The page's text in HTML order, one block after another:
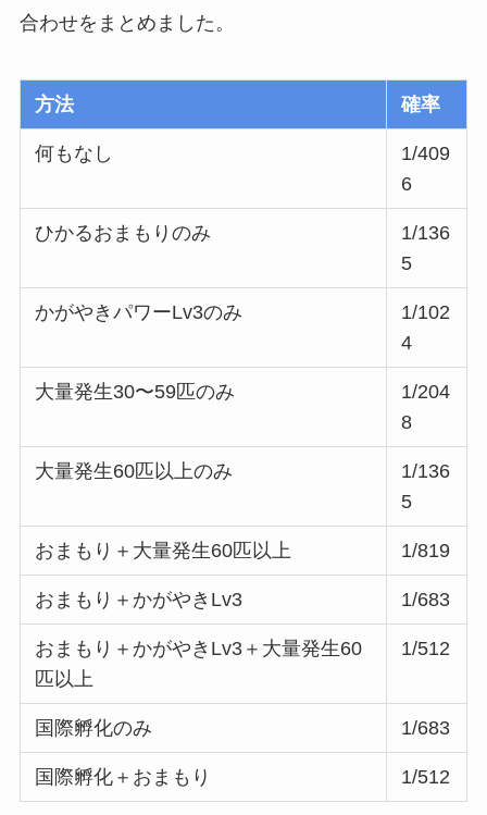
合わせをまとめました。
方法 確率
何もなし
1/409
6
ひかるおまもりのみ
1/136
5
かがやきパワーLv3のみ
1/102
4
大量発生30〜59匹のみ
1/204
8
大量発生60匹以上のみ
1/136
5
おまもり＋大量発生60匹以上 1/819
おまもり＋かがやきLv3 1/683
おまもり＋かがやきLv3＋大量発生60
匹以上
1/512
国際孵化のみ 1/683
国際孵化＋おまもり 1/512